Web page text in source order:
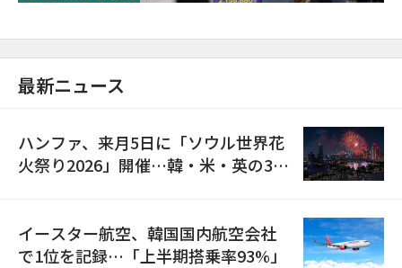
最新ニュース
ハンファ、来月5日に「ソウル世界花
火祭り2026」開催…韓・米・英の3カ
イースター航空、韓国国内航空会社
で1位を記録…「上半期搭乗率93%」